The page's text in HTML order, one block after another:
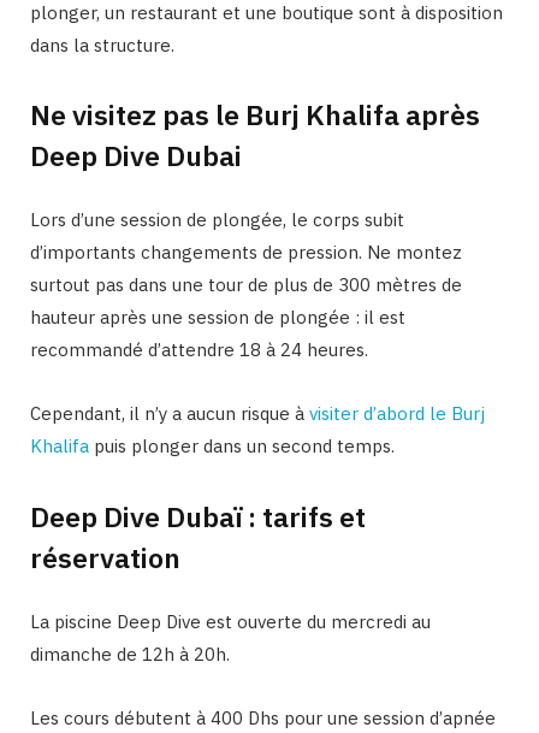
plonger, un restaurant et une boutique sont à disposition
dans la structure.
Ne visitez pas le Burj Khalifa après
Deep Dive Dubai
Lors d’une session de plongée, le corps subit
d’importants changements de pression. Ne montez
surtout pas dans une tour de plus de 300 mètres de
hauteur après une session de plongée : il est
recommandé d’attendre 18 à 24 heures.
Cependant, il n’y a aucun risque à visiter d’abord le Burj
Khalifa puis plonger dans un second temps.
Deep Dive Dubaï : tarifs et
réservation
La piscine Deep Dive est ouverte du mercredi au
dimanche de 12h à 20h.
Les cours débutent à 400 Dhs pour une session d’apnée